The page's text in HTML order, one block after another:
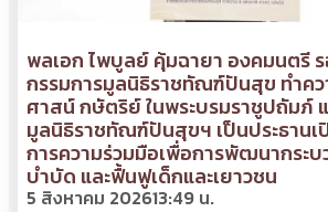
พลเอก ไพบูลย์ คุ้มฉายา องคมนตรี
กรรมการมูลนิธิราชทัณฑ์ปันสุข ทำค
ศาสน์ กษัตริย์ ในพระบรมราชูปถัมภ์
มูลนิธิราชทัณฑ์ปันสุขฯ เป็นประธานเ
การความร่วมมือเพื่อการพัฒนากระบ
บำบัด และฟื้นฟูเด็กและเยาวชน
5 สิงหาคม 202613:49 น.